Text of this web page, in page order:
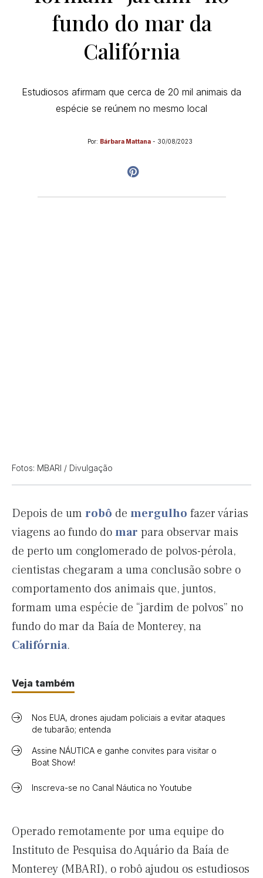
fundo do mar da
Califórnia
Estudiosos afirmam que cerca de 20 mil animais da
espécie se reúnem no mesmo local
Por: Bárbara Mattana - 30/08/2023
Fotos: MBARI / Divulgação
Depois de um robô de mergulho fazer várias
viagens ao fundo domar para observar mais
de perto um conglomerado de polvos-pérola,
cientistas chegaram a uma conclusão sobre o
comportamento dos animais que, juntos,
formam uma espécie de “jardim de polvos” no
fundo do mar da Baía de Monterey, na
Califórnia.
Veja também
Nos EUA, drones ajudam policiais a evitar ataques
de tubarão; entenda
Assine NÁUTICA e ganhe convites para visitar o
Boat Show!
Inscreva-se no Canal Náutica no Youtube
Operado remotamente por uma equipe do
Instituto de Pesquisa do Aquário da Baía de
Monterey (MBARI), o robô ajudou os estudiosos